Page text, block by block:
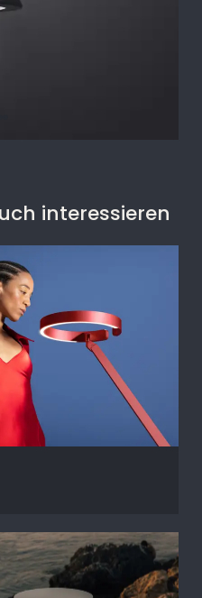
interessieren